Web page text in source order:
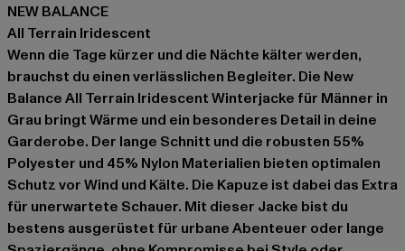
NEW BALANCE
All Terrain Iridescent
Wenn die Tage kürzer und die Nächte kälter werden,
brauchst du einen verlässlichen Begleiter. Die New
Balance All Terrain Iridescent Winterjacke für Männer in
Grau bringt Wärme und ein besonderes Detail in deine
Garderobe. Der lange Schnitt und die robusten 55%
Polyester und 45% Nylon Materialien bieten optimalen
Schutz vor Wind und Kälte. Die Kapuze ist dabei das Extra
für unerwartete Schauer. Mit dieser Jacke bist du
bestens ausgerüstet für urbane Abenteuer oder lange